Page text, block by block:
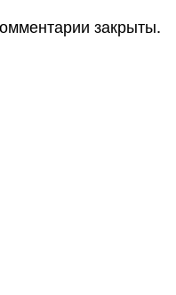
закрыты.